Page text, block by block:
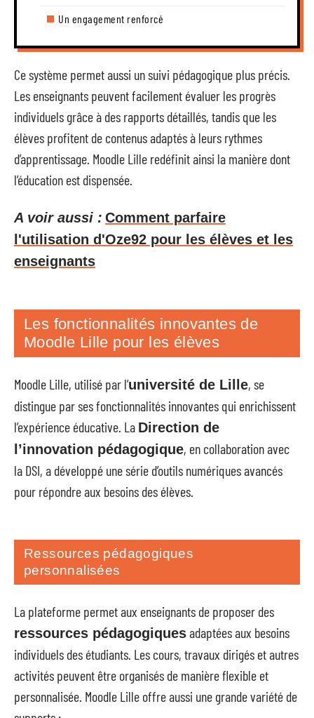
Un engagement renforcé
Ce système permet aussi un suivi pédagogique plus précis.
Les enseignants peuvent facilement évaluer les progrès
individuels grâce à des rapports détaillés, tandis que les
élèves profitent de contenus adaptés à leurs rythmes
d’apprentissage. Moodle Lille redéfinit ainsi la manière dont
l’éducation est dispensée.
A voir aussi : Comment parfaire
l'utilisation d'Oze92 pour les élèves et les
enseignants
Les fonctionnalités innovantes de
Moodle Lille pour les élèves
Moodle Lille, utilisé par l’université de Lille, se
distingue par ses fonctionnalités innovantes qui enrichissent
l’expérience éducative. La Direction de
l’innovation pédagogique, en collaboration avec
la DSI, a développé une série d’outils numériques avancés
pour répondre aux besoins des élèves.
Ressources pédagogiques
personnalisées
La plateforme permet aux enseignants de proposer des
ressources pédagogiquesadaptées aux besoins
individuels des étudiants. Les cours, travaux dirigés et autres
activités peuvent être organisés de manière flexible et
personnalisée. Moodle Lille offre aussi une grande variété de